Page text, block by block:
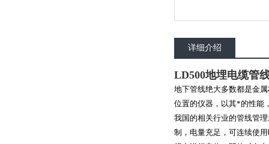
详细介绍
LD500地埋电缆管
地下管线绝大多数都是金
位置的仪器，以其*的性能
我国的相关行业的管线管
制，电量充足，可连续使